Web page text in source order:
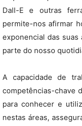
Dall-E e outras
permite-nos afirmar
exponencial das
parte do nosso
A capacidade de
competências-chave
para conhecer e
nestas áreas,